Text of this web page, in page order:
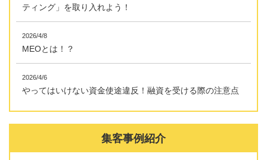
ティング」を取り入れよう！
2026/4/8
MEOとは！？
2026/4/6
やってはいけない資金使途違反！融資を受ける際の注意点
集客事例紹介